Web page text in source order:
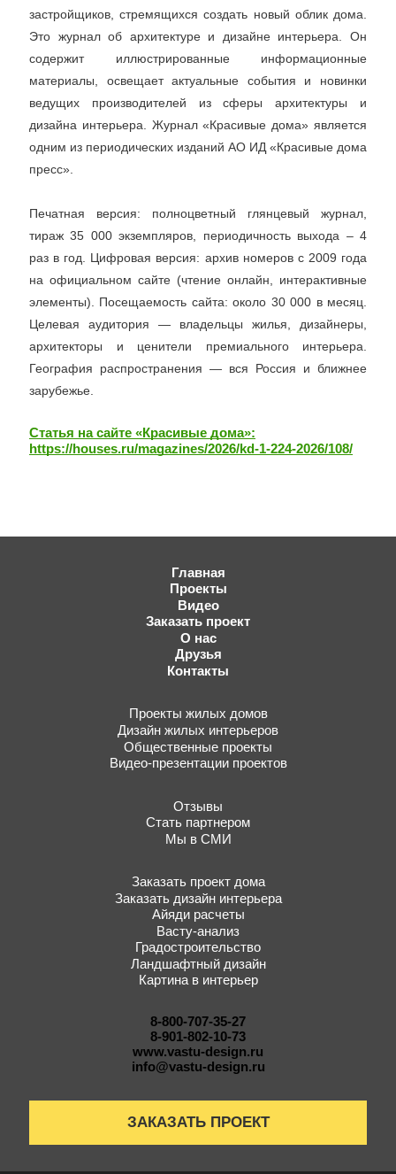
застройщиков, стремящихся создать новый облик дома.
Это журнал об архитектуре и дизайне интерьера. Он
содержит иллюстрированные информационные
материалы, освещает актуальные события и новинки
ведущих производителей из сферы архитектуры и
дизайна интерьера. Журнал «Красивые дома» является
одним из периодических изданий АО ИД «Красивые дома
пресс».
Печатная версия: полноцветный глянцевый журнал,
тираж 35 000 экземпляров, периодичность выхода – 4
раз в год. Цифровая версия: архив номеров с 2009 года
на официальном сайте (чтение онлайн, интерактивные
элементы). Посещаемость сайта: около 30 000 в месяц.
Целевая аудитория — владельцы жилья, дизайнеры,
архитекторы и ценители премиального интерьера.
География распространения — вся Россия и ближнее
зарубежье.
Статья на сайте «Красивые дома»:
https://houses.ru/magazines/2026/kd-1-224-2026/108/
Главная
Проекты
Видео
Заказать проект
О нас
Друзья
Контакты
Проекты жилых домов
Дизайн жилых интерьеров
Общественные проекты
Видео-презентации проектов
Отзывы
Стать партнером
Мы в СМИ
Заказать проект дома
Заказать дизайн интерьера
Айяди расчеты
Васту-анализ
Градостроительство
Ландшафтный дизайн
Картина в интерьер
8-800-707-35-27
8-901-802-10-73
www.vastu-design.ru
info@vastu-design.ru
ЗАКАЗАТЬ ПРОЕКТ